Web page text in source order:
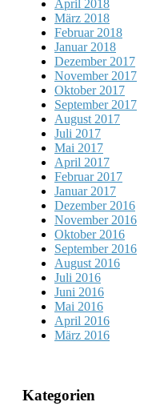
April 2018
März 2018
Februar 2018
Januar 2018
Dezember 2017
November 2017
Oktober 2017
September 2017
August 2017
Juli 2017
Mai 2017
April 2017
Februar 2017
Januar 2017
Dezember 2016
November 2016
Oktober 2016
September 2016
August 2016
Juli 2016
Juni 2016
Mai 2016
April 2016
März 2016
Kategorien